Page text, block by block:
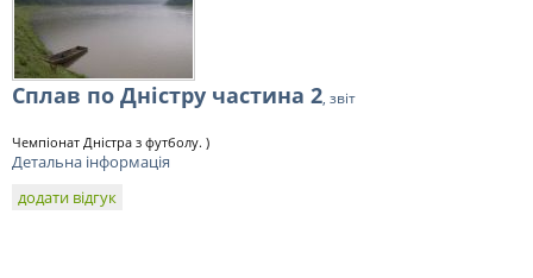
Сплав по Дністру частина 2, звіт
Чемпіонат Дністра з футболу. )
Детальна інформація
додати відгук